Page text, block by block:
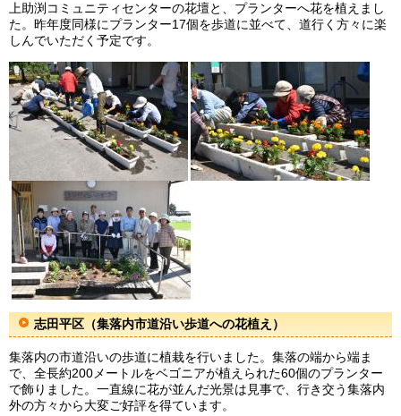
上助渕コミュニティセンターの花壇と、プランターへ花を植えまし
た。昨年度同様にプランター17個を歩道に並べて、道行く方々に楽
しんでいただく予定です。
志田平区（集落内市道沿い歩道への花植え）
集落内の市道沿いの歩道に植栽を行いました。集落の端から端ま
で、全長約200メートルをベゴニアが植えられた60個のプランター
で飾りました。一直線に花が並んだ光景は見事で、行き交う集落内
外の方々から大変ご好評を得ています。